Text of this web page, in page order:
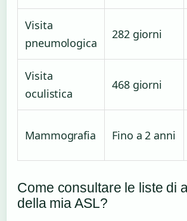
Visita
pneumologica
282 giorni
Visita
oculistica
468 giorni
Mammografia Fino a 2 anni
Come consultare le liste di
della mia ASL?